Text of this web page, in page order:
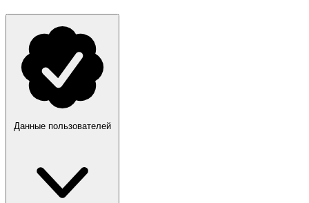
Данные пользователей